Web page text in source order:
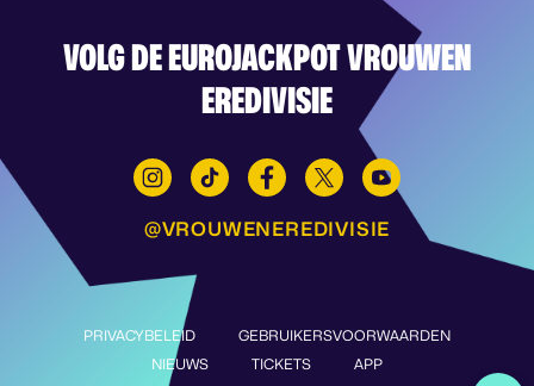
VOLG DE EUROJACKPOT VROUWEN
EREDIVISIE
@VROUWENEREDIVISIE
PRIVACYBELEID
GEBRUIKERSVOORWAARDEN
NIEUWS
TICKETS APP